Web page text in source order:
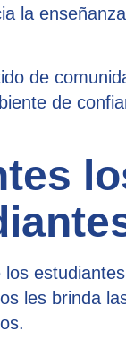
la
de
de
les brinda